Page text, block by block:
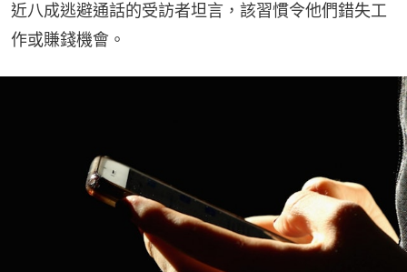
近八成逃避通話的受訪者坦言，該習慣令他們錯失工
作或賺錢機會。